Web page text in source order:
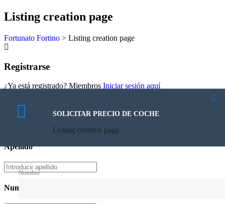
Listing creation page
Fortunato Fortino > Listing creation page
Registrarse
¿Ya está registrado? Miembros Iniciar sesión aquí
Nombre
Apellido
Numero de teléfono
SOLICITAR PRECIO DE COCHE
Listing creation page
Nombre